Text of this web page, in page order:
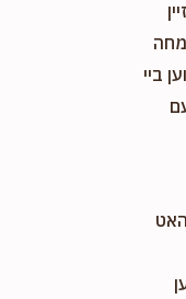
ביי